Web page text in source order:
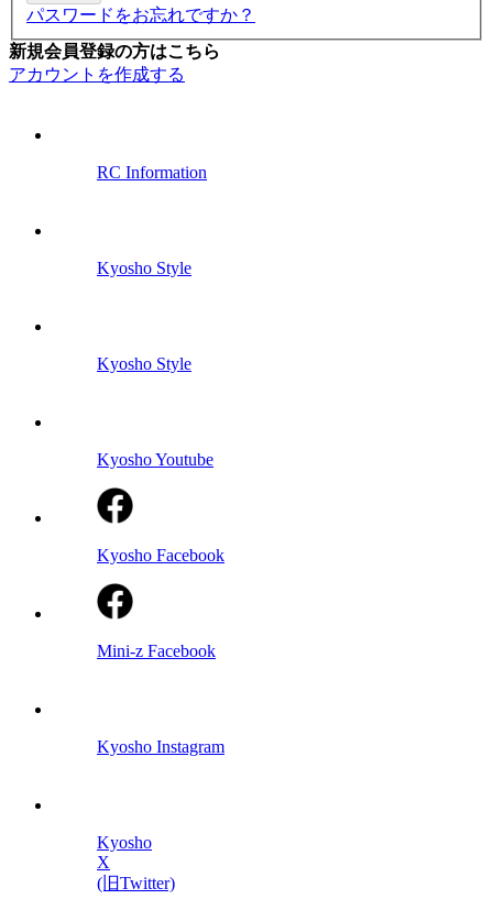
パスワードをお忘れですか？
新規会員登録の方はこちら
アカウントを作成する
RC Information
Kyosho Style
Kyosho Style
Kyosho Youtube
Kyosho Facebook
Mini-z Facebook
Kyosho Instagram
Kyosho
X
(旧Twitter)